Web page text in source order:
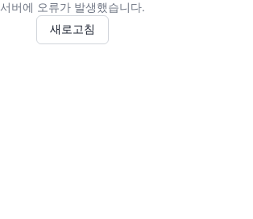
서버에 오류가 발생했습니다.
새로고침